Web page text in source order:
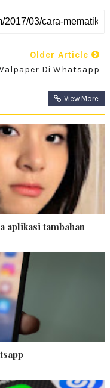
Older Article
Di Whatsapp
View More
aplikasi tambahan